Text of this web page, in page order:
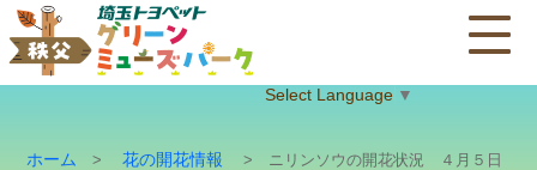
Select Language ▼
ホーム >花の開花情報 > ニリンソウの開花状況 ４月５日